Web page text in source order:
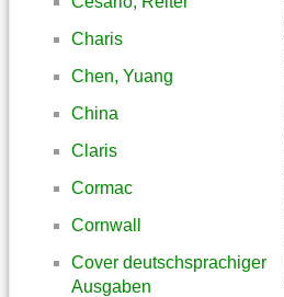
Charis
Chen, Yuang
China
Claris
Cormac
Cornwall
Cover deutschsprachiger
Ausgaben